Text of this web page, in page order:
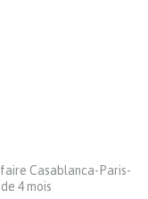
Casablanca-Paris-
4 mois